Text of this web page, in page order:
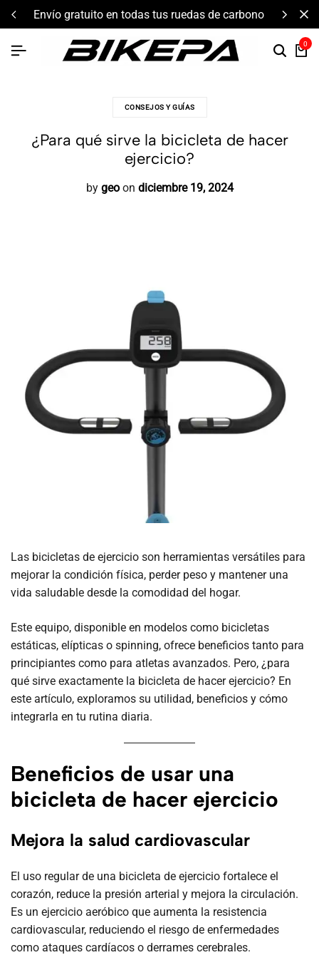
envío gratuito en todas tus ruedas de carbono
0
CONSEJOS Y GUÍAS
¿Para qué sirve la bicicleta de hacer
ejercicio?
by geo on diciembre 19, 2024
Las bicicletas de ejercicio son herramientas versátiles para
mejorar la condición física, perder peso y mantener una
vida saludable desde la comodidad del hogar.
Este equipo, disponible en modelos como bicicletas
estáticas, elípticas o spinning, ofrece beneficios tanto para
principiantes como para atletas avanzados. Pero, ¿para
qué sirve exactamente la bicicleta de hacer ejercicio? En
este artículo, exploramos su utilidad, beneficios y cómo
integrarla en tu rutina diaria.
Beneficios de usar una
bicicleta de hacer ejercicio
Mejora la salud cardiovascular
El uso regular de una bicicleta de ejercicio fortalece el
corazón, reduce la presión arterial y mejora la circulación.
Es un ejercicio aeróbico que aumenta la resistencia
cardiovascular, reduciendo el riesgo de enfermedades
como ataques cardíacos o derrames cerebrales.